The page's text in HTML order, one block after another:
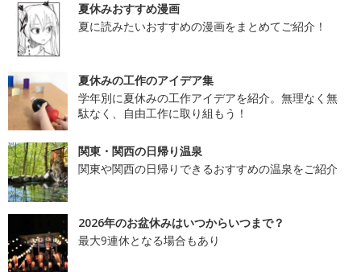
夏休みおすすめ漫画
夏に読みたいおすすめの漫画をまとめてご紹介！
夏休みの工作のアイデア集
学年別に夏休みの工作アイデアを紹介。無理なく無
駄なく、自由工作に取り組もう！
関東・関西の日帰り温泉
関東や関西の日帰りできるおすすめの温泉をご紹介
2026年のお盆休みはいつからいつまで？
最大9連休となる場合もあり